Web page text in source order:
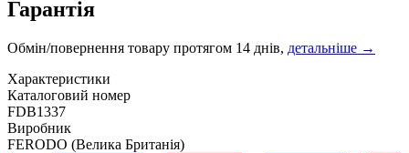
Гарантія
Обмін/повернення товару протягом 14 днів, детальніше →
Характеристики
Каталоговий номер
FDB1337
Виробник
FERODO (Велика Британія)